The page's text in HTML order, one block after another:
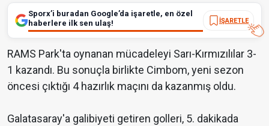
Sporx’i buradan Google’da işaretle, en özel
haberlere ilk sen ulaş!
İŞARETLE
RAMS Park'ta oynanan mücadeleyi Sarı-Kırmızılılar 3-
1 kazandı. Bu sonuçla birlikte Cimbom, yeni sezon
öncesi çıktığı 4 hazırlık maçını da kazanmış oldu.
Galatasaray'a galibiyeti getiren golleri, 5. dakikada